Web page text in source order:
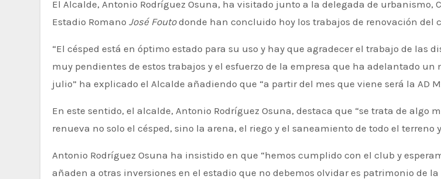
El Alcalde, Antonio Rodríguez Osuna, ha visitado junto a la delegada de urbanismo, Carmen Yáñez, y el delegado de deportes, Felipe González, el
Estadio Romano José Foutodonde han concluido hoy los trabajos de renovación del
“El césped está en óptimo estado para su uso y hay que agradecer el trabajo de
muy pendientes de estos trabajos y el esfuerzo de la empresa que ha adelantado un
julio” ha explicado el Alcalde añadiendo que “a partir del mes que viene será la AD
En este sentido, el alcalde, Antonio Rodríguez Osuna, destaca que “se trata de
renueva no solo el césped, sino la arena, el riego y el saneamiento de todo el terreno
Antonio Rodríguez Osuna ha insistido en que “hemos cumplido con el club y
añaden a otras inversiones en el estadio que no debemos olvidar es patrimonio de